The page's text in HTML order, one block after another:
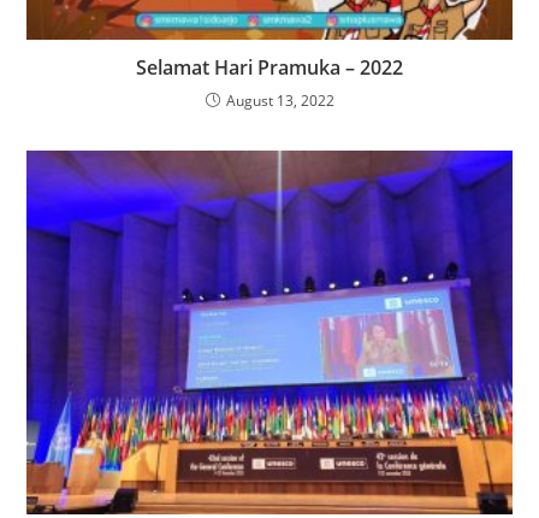
Selamat Hari Pramuka – 2022
August 13, 2022